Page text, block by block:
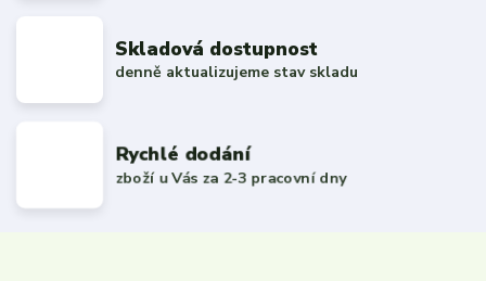
Skladová dostupnost
denně aktualizujeme stav skladu
Rychlé dodání
zboží u Vás za 2-3 pracovní dny